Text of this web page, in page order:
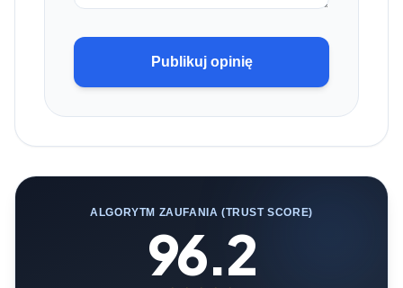
Publikuj opinię
ALGORYTM ZAUFANIA (TRUST SCORE)
96.2